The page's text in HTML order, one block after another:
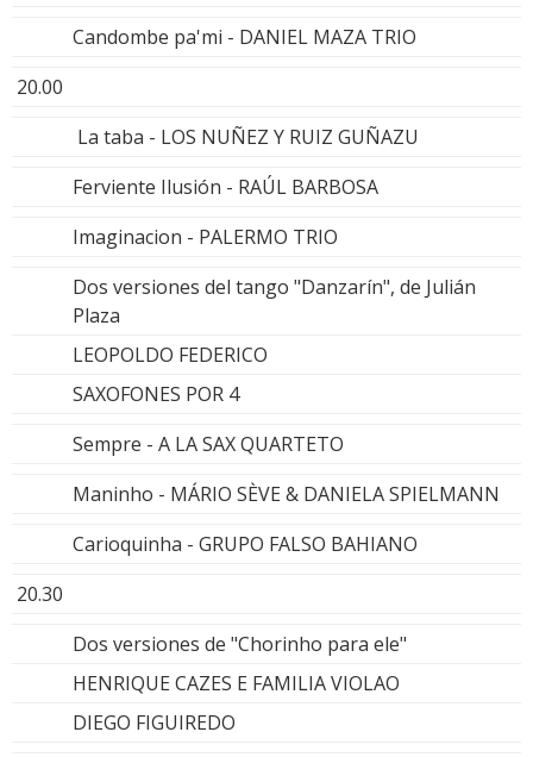
Candombe pa'mi - DANIEL MAZA TRIO
20.00
La taba - LOS NUÑEZ Y RUIZ GUÑAZU
Ferviente Ilusión - RAÚL BARBOSA
Imaginacion - PALERMO TRIO
Dos versiones del tango "Danzarín", de Julián
Plaza
LEOPOLDO FEDERICO
SAXOFONES POR 4
Sempre - A LA SAX QUARTETO
Maninho - MÁRIO SÈVE & DANIELA SPIELMANN
Carioquinha - GRUPO FALSO BAHIANO
20.30
Dos versiones de "Chorinho para ele"
HENRIQUE CAZES E FAMILIA VIOLAO
DIEGO FIGUIREDO